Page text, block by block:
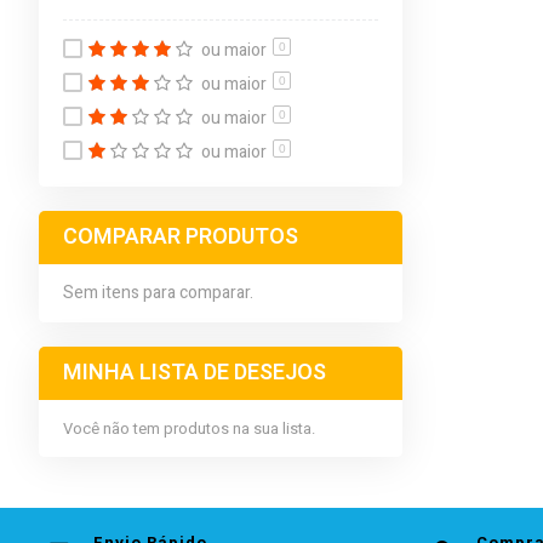
ou maior 0
ou maior 0
ou maior 0
ou maior 0
COMPARAR PRODUTOS
Sem itens para comparar.
MINHA LISTA DE DESEJOS
Você não tem produtos na sua lista.